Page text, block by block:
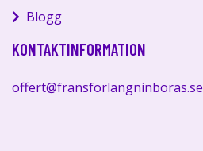
Blogg
KONTAKTINFORMATION
offert@fransforlangninboras.se